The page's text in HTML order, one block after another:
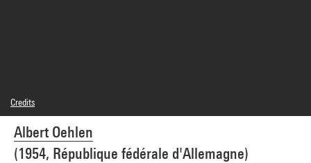
Albert Oehlen
(1954, République fédérale d'Allemagne)
Credits
© Adagp, Paris
Photo credits : Visuel fourni par la galerie
Image reference : 4J03709 [2001-4213-CZR]